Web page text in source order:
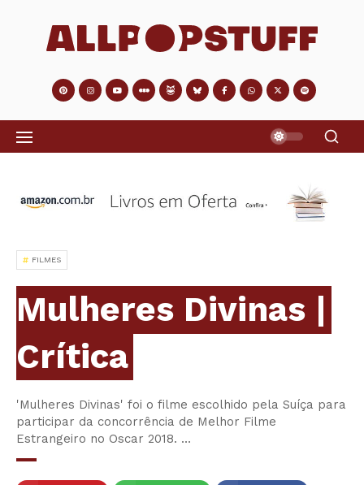
FILMES
Mulheres Divinas |
Crítica
'Mulheres Divinas' foi o filme escolhido pela Suíça para
participar da concorrência de Melhor Filme
Estrangeiro no Oscar 2018. …